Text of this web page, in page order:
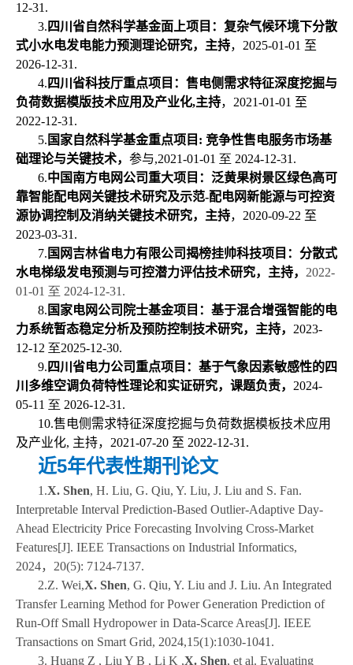
12-31.
3. 四川省自然科学基金面上项目：复杂气候环境下分散
式小水电发电能力预测理论研究，主持，2025-01-01 至
2026-12-31.
4. 四川省科技厅重点项目：售电侧需求特征深度挖掘与
负荷数据模版技术应用及产业化,主持，2021-01-01 至
2022-12-31.
5. 国家自然科学基金重点项目: 竞争性售电服务市场基
础理论与关键技术， 参与,2021-01-01 至 2024-12-31.
6.中国南方电网公司重大项目：泛黄果树景区绿色高可
靠智能配电网关键技术研究及示范-配电网新能源与可控资
源协调控制及消纳关键技术研究，主持，2020-09-22 至
2023-03-31.
7. 国网吉林省电力有限公司揭榜挂帅科技项目：分散式
水电梯级发电预测与可控潜力评估技术研究，主持， 2022-
01-01 至 2024-12-31.
8. 国家电网公司院士基金项目：基于混合增强智能的电
力系统暂态稳定分析及预防控制技术研究，主持， 2023-
12-12 至2025-12-30.
9. 四川省电力公司重点项目：基于气象因素敏感性的四
川多维空调负荷特性理论和实证研究，课题负责， 2024-
05-11 至 2026-12-31.
10.售电侧需求特征深度挖掘与负荷数据模板技术应用
及产业化, 主持，2021-07-20 至 2022-12-31.
近5年代表性期刊论文
1.X. Shen, H. Liu, G. Qiu, Y. Liu, J. Liu and S. Fan.
Interpretable Interval Prediction-Based Outlier-Adaptive Day-
Ahead Electricity Price Forecasting Involving Cross-Market
Features[J]. IEEE Transactions on Industrial Informatics,
2024， 20(5): 7124-7137.
2.Z. Wei,X. Shen, G. Qiu, Y. Liu and J. Liu. An Integrated
Transfer Learning Method for Power Generation Prediction of
Run-Off Small Hydropower in Data-Scarce Areas[J]. IEEE
Transactions on Smart Grid, 2024,15(1):1030-1041.
3. Huang Z , Liu Y B , Li K ,X. Shen, et al. Evaluating